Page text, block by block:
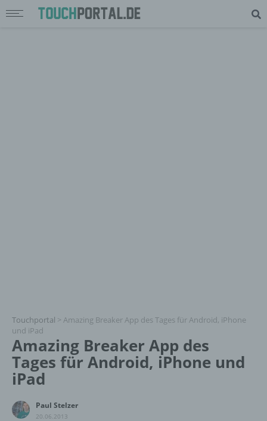
Touchportal > Amazing Breaker App des Tages für Android, iPhone
und iPad
Amazing Breaker App des
Tages für Android, iPhone und
iPad
Paul Stelzer
20.06.2013